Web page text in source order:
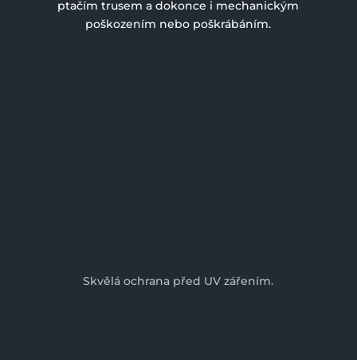
ptačím trusem a dokonce i mechanickým
poškozením nebo poškrábáním.
Skvělá ochrana před UV zářením.